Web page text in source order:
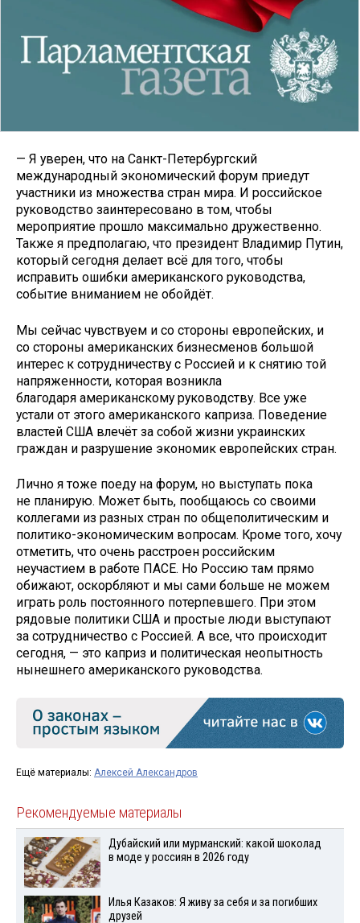
— Я уверен, что на Санкт-Петербургский
международный экономический форум приедут
участники из множества стран мира. И российское
руководство заинтересовано в том, чтобы
мероприятие прошло максимально дружественно.
Также я предполагаю, что президент Владимир Путин,
который сегодня делает всё для того, чтобы
исправить ошибки американского руководства,
событие вниманием не обойдёт.
Мы сейчас чувствуем и со стороны европейских, и
со стороны американских бизнесменов большой
интерес к сотрудничеству с Россией и к снятию той
напряженности, которая возникла
благодаря американскому руководству. Все уже
устали от этого американского каприза. Поведение
властей США влечёт за собой жизни украинских
граждан и разрушение экономик европейских стран.
Лично я тоже поеду на форум, но выступать пока
не планирую. Может быть, пообщаюсь со своими
коллегами из разных стран по общеполитическим и
политико-экономическим вопросам. Кроме того, хочу
отметить, что очень расстроен российским
неучастием в работе ПАСЕ. Но Россию там прямо
обижают, оскорбляют и мы сами больше не можем
играть роль постоянного потерпевшего. При этом
рядовые политики США и простые люди выступают
за сотрудничество с Россией. А все, что происходит
сегодня, — это каприз и политическая неопытность
нынешнего американского руководства.
Ещё материалы: Алексей Александров
Рекомендуемые материалы
Дубайский или мурманский: какой шоколад
в моде у россиян в 2026 году
Илья Казаков: Я живу за себя и за погибших
друзей